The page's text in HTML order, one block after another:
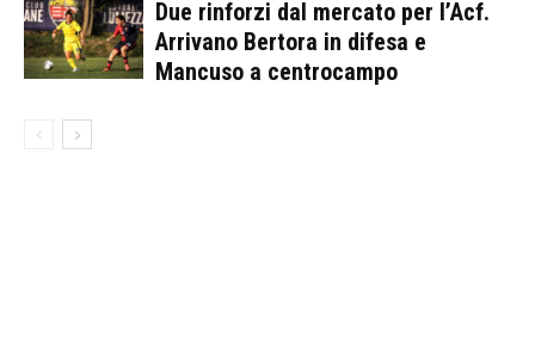
Due rinforzi dal mercato per l’Acf.
Arrivano Bertora in difesa e
Mancuso a centrocampo